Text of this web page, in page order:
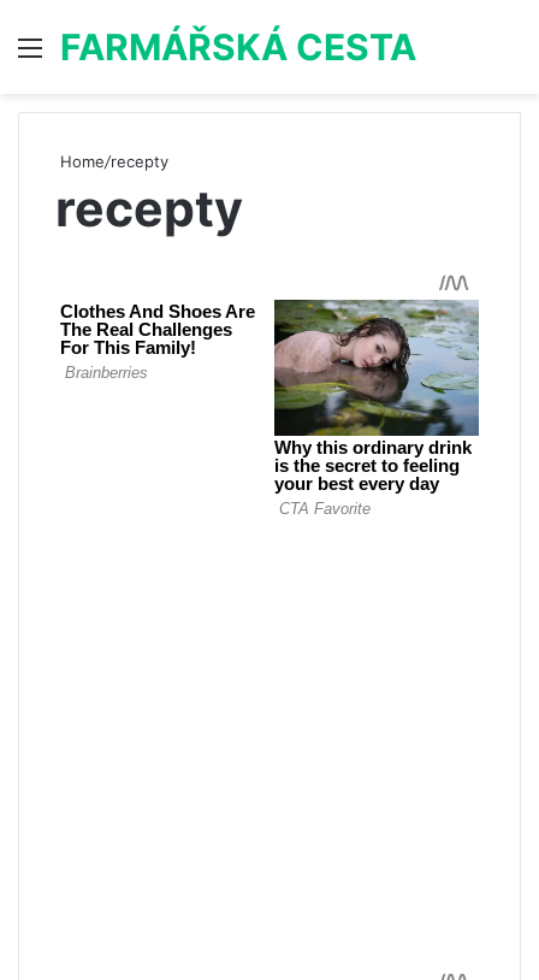
Menu
FARMÁŘSKÁ CESTA
Home/recepty
recepty